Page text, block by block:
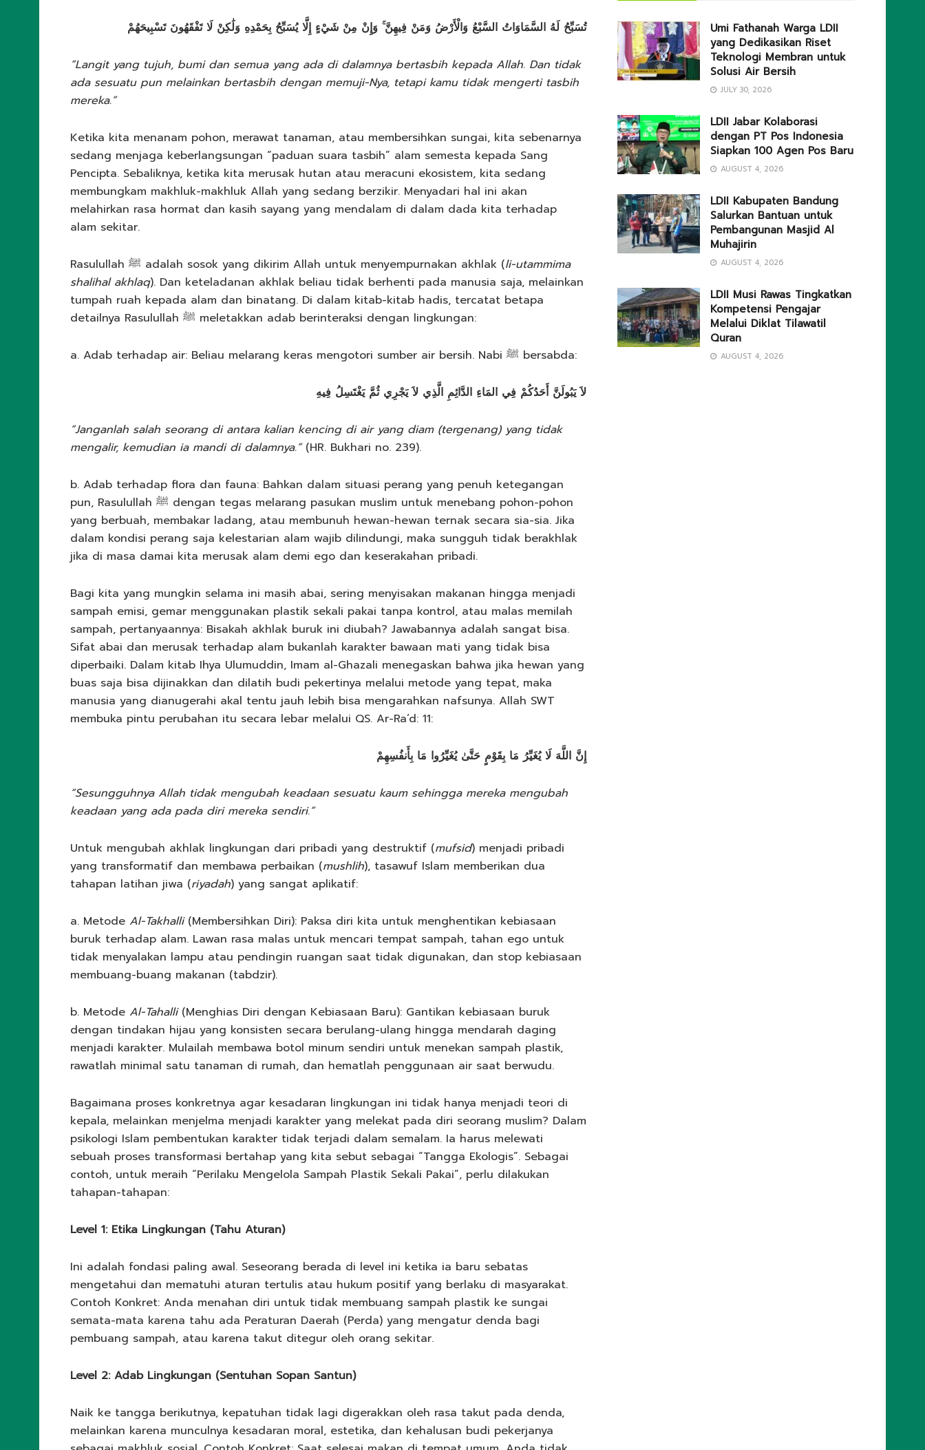
تُسَبِّحُ لَهُ السَّمَاوَاتُ السَّبْعُ وَالْأَرْضُ وَمَنْ فِيهِنَّ ۚ وَإِنْ مِنْ شَيْءٍ إِلَّا يُسَبِّحُ بِحَمْدِهِ وَلَٰكِنْ لَا تَفْقَهُونَ تَسْبِيحَهُمْ
“Langit yang tujuh, bumi dan semua yang ada di dalamnya bertasbih kepada Allah. Dan tidak
ada sesuatu pun melainkan bertasbih dengan memuji-Nya, tetapi kamu tidak mengerti tasbih
mereka.”
Ketika kita menanam pohon, merawat tanaman, atau membersihkan sungai, kita sebenarnya
sedang menjaga keberlangsungan “paduan suara tasbih” alam semesta kepada Sang
Pencipta. Sebaliknya, ketika kita merusak hutan atau meracuni ekosistem, kita sedang
membungkam makhluk-makhluk Allah yang sedang berzikir. Menyadari hal ini akan
melahirkan rasa hormat dan kasih sayang yang mendalam di dalam dada kita terhadap
alam sekitar.
Rasulullah ﷺ adalah sosok yang dikirim Allah untuk menyempurnakan akhlak (li-utammima
shalihal akhlaq). Dan keteladanan akhlak beliau tidak berhenti pada manusia saja, melainkan
tumpah ruah kepada alam dan binatang. Di dalam kitab-kitab hadis, tercatat betapa
detailnya Rasulullah ﷺ meletakkan adab berinteraksi dengan lingkungan:
a. Adab terhadap air: Beliau melarang keras mengotori sumber air bersih. Nabi ﷺ bersabda:
لاَ يَبُولَنَّ أَحَدُكُمْ فِي المَاءِ الدَّائِمِ الَّذِي لاَ يَجْرِي ثُمَّ يَغْتَسِلُ فِيهِ
“Janganlah salah seorang di antara kalian kencing di air yang diam (tergenang) yang tidak
mengalir, kemudian ia mandi di dalamnya.”(HR. Bukhari no. 239).
b. Adab terhadap flora dan fauna: Bahkan dalam situasi perang yang penuh ketegangan
pun, Rasulullah ﷺ dengan tegas melarang pasukan muslim untuk menebang pohon-pohon
yang berbuah, membakar ladang, atau membunuh hewan-hewan ternak secara sia-sia. Jika
dalam kondisi perang saja kelestarian alam wajib dilindungi, maka sungguh tidak berakhlak
jika di masa damai kita merusak alam demi ego dan keserakahan pribadi.
Bagi kita yang mungkin selama ini masih abai, sering menyisakan makanan hingga menjadi
sampah emisi, gemar menggunakan plastik sekali pakai tanpa kontrol, atau malas memilah
sampah, pertanyaannya: Bisakah akhlak buruk ini diubah? Jawabannya adalah sangat bisa.
Sifat abai dan merusak terhadap alam bukanlah karakter bawaan mati yang tidak bisa
diperbaiki. Dalam kitab Ihya Ulumuddin, Imam al-Ghazali menegaskan bahwa jika hewan yang
buas saja bisa dijinakkan dan dilatih budi pekertinya melalui metode yang tepat, maka
manusia yang dianugerahi akal tentu jauh lebih bisa mengarahkan nafsunya. Allah SWT
membuka pintu perubahan itu secara lebar melalui QS. Ar-Ra’d: 11:
إِنَّ اللَّهَ لَا يُغَيِّرُ مَا بِقَوْمٍ حَتَّىٰ يُغَيِّرُوا مَا بِأَنفُسِهِمْ
“Sesungguhnya Allah tidak mengubah keadaan sesuatu kaum sehingga mereka mengubah
keadaan yang ada pada diri mereka sendiri.”
Untuk mengubah akhlak lingkungan dari pribadi yang destruktif (mufsid) menjadi pribadi
yang transformatif dan membawa perbaikan (mushlih), tasawuf Islam memberikan dua
tahapan latihan jiwa (riyadah) yang sangat aplikatif:
a. Metode Al-Takhalli(Membersihkan Diri): Paksa diri kita untuk menghentikan kebiasaan
buruk terhadap alam. Lawan rasa malas untuk mencari tempat sampah, tahan ego untuk
tidak menyalakan lampu atau pendingin ruangan saat tidak digunakan, dan stop kebiasaan
membuang-buang makanan (tabdzir).
b. Metode Al-Tahalli(Menghias Diri dengan Kebiasaan Baru): Gantikan kebiasaan buruk
dengan tindakan hijau yang konsisten secara berulang-ulang hingga mendarah daging
menjadi karakter. Mulailah membawa botol minum sendiri untuk menekan sampah plastik,
rawatlah minimal satu tanaman di rumah, dan hematlah penggunaan air saat berwudu.
Bagaimana proses konkretnya agar kesadaran lingkungan ini tidak hanya menjadi teori di
kepala, melainkan menjelma menjadi karakter yang melekat pada diri seorang muslim? Dalam
psikologi Islam pembentukan karakter tidak terjadi dalam semalam. Ia harus melewati
sebuah proses transformasi bertahap yang kita sebut sebagai “Tangga Ekologis”. Sebagai
contoh, untuk meraih “Perilaku Mengelola Sampah Plastik Sekali Pakai”, perlu dilakukan
tahapan-tahapan:
Level 1: Etika Lingkungan (Tahu Aturan)
Ini adalah fondasi paling awal. Seseorang berada di level ini ketika ia baru sebatas
mengetahui dan mematuhi aturan tertulis atau hukum positif yang berlaku di masyarakat.
Contoh Konkret: Anda menahan diri untuk tidak membuang sampah plastik ke sungai
semata-mata karena tahu ada Peraturan Daerah (Perda) yang mengatur denda bagi
pembuang sampah, atau karena takut ditegur oleh orang sekitar.
Level 2: Adab Lingkungan (Sentuhan Sopan Santun)
Naik ke tangga berikutnya, kepatuhan tidak lagi digerakkan oleh rasa takut pada denda,
melainkan karena munculnya kesadaran moral, estetika, dan kehalusan budi pekerjanya
Umi Fathanah Warga LDII
yang Dedikasikan Riset
Teknologi Membran untuk
Solusi Air Bersih
JULY 30, 2026
LDII Jabar Kolaborasi
dengan PT Pos Indonesia
Siapkan 100 Agen Pos Baru
AUGUST 4, 2026
LDII Kabupaten Bandung
Salurkan Bantuan untuk
Pembangunan Masjid Al
Muhajirin
AUGUST 4, 2026
LDII Musi Rawas Tingkatkan
Kompetensi Pengajar
Melalui Diklat Tilawatil
Quran
AUGUST 4, 2026